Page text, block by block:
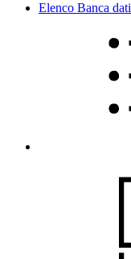
Elenco Banca dati